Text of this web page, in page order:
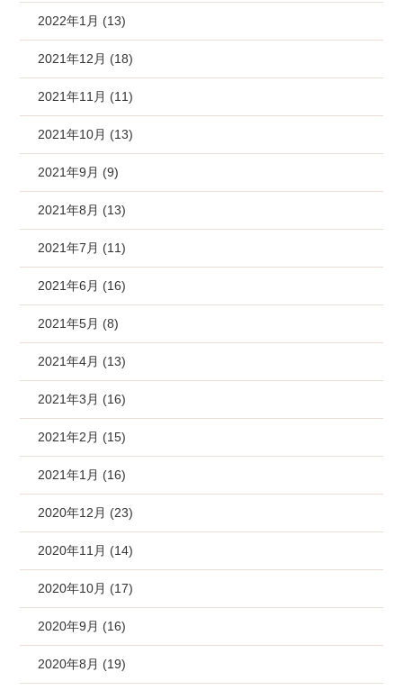
2022年1月 (13)
2021年12月 (18)
2021年11月 (11)
2021年10月 (13)
2021年9月 (9)
2021年8月 (13)
2021年7月 (11)
2021年6月 (16)
2021年5月 (8)
2021年4月 (13)
2021年3月 (16)
2021年2月 (15)
2021年1月 (16)
2020年12月 (23)
2020年11月 (14)
2020年10月 (17)
2020年9月 (16)
2020年8月 (19)